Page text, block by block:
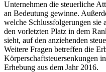
Unternehmen die steuerliche
an Bedeutung gewinne.
welche Schlussfolgerungen sie
den vorletzten Platz in dem
sieht, auf den anziehenden
Weitere Fragen betreffen die
Körperschaftsteuersenkungen
Erhebung aus dem Jahr 2016.